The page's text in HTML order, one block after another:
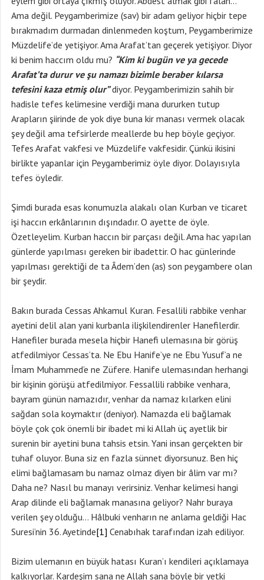
Ama değil. Peygamberimize (sav) bir adam geliyor hiçbir tepe
bırakmadım durmadan dinlenmeden koştum, Peygamberimize
Müzdelife’de yetişiyor. Ama Arafat’tan geçerek yetişiyor. Diyor
ki benim haccım oldu mu? “Kim ki bugün ve ya gecede
Arafat’ta durur ve şu namazı bizimle beraber kılarsa
tefesini kaza etmiş olur”diyor. Peygamberimizin sahih bir
hadisle tefes kelimesine verdiği mana dururken tutup
Arapların şiirinde de yok diye buna kir manası vermek olacak
şey değil ama tefsirlerde meallerde bu hep böyle geçiyor.
Tefes Arafat vakfesi ve Müzdelife vakfesidir. Çünkü ikisini
birlikte yapanlar için Peygamberimiz öyle diyor. Dolayısıyla
tefes öyledir.
Şimdi burada esas konumuzla alakalı olan Kurban ve ticaret
işi haccın erkânlarının dışındadır. O ayette de öyle.
Özetleyelim. Kurban haccın bir parçası değil. Ama hac yapılan
günlerde yapılması gereken bir ibadettir. O hac günlerinde
yapılması gerektiği de ta Âdem’den (as) son peygambere olan
bir şeydir.
Bakın burada Cessas Ahkamul Kuran. Fesallili rabbike venhar
ayetini delil alan yani kurbanla ilişkilendirenler Hanefilerdir.
Hanefiler burada mesela hiçbir Hanefi ulemasına bir görüş
atfedilmiyor Cessas’ta. Ne Ebu Hanife’ye ne Ebu Yusuf’a ne
İmam Muhammed’e ne Züfere. Hanife ulemasından herhangi
bir kişinin görüşü atfedilmiyor. Fessallili rabbike venhara,
bayram günün namazıdır, venhar da namaz kılarken elini
sağdan sola koymaktır (deniyor). Namazda eli bağlamak
böyle çok çok önemli bir ibadet mi ki Allah üç ayetlik bir
surenin bir ayetini buna tahsis etsin. Yani insan gerçekten bir
tuhaf oluyor. Buna siz en fazla sünnet diyorsunuz. Ben hiç
elimi bağlamasam bu namaz olmaz diyen bir âlim var mı?
Daha ne? Nasıl bu manayı verirsiniz. Venhar kelimesi hangi
Arap dilinde eli bağlamak manasına geliyor? Nahr buraya
verilen şey olduğu… Hâlbuki venharın ne anlama geldiği Hac
Suresi’nin 36. Ayetinde[1] Cenabıhak tarafından izah ediliyor.
Bizim ulemanın en büyük hatası Kuran’ı kendileri açıklamaya
kalkıyorlar. Kardeşim sana ne Allah sana böyle bir yetki